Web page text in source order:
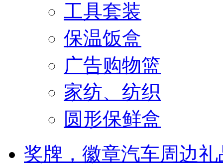
工具套装
保温饭盒
广告购物篮
家纺、纺织
圆形保鲜盒
奖牌，徽章汽车周边礼